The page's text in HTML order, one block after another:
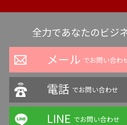
全力であなたのビジ
メール でお問い合わ
電話 でお問い合わせ
LINE でお問い合わせ